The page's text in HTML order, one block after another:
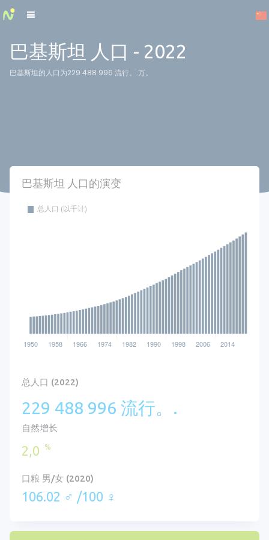
巴基斯坦 人口 - 2022
巴基斯坦的人口为229 488 996 流行。.万。
巴基斯坦 人口的演变
总人口 (2022)
229 488 996 流行。.
自然增长
2,0 %
口粮 男/女 (2020)
106.02 ♂ /100 ♀